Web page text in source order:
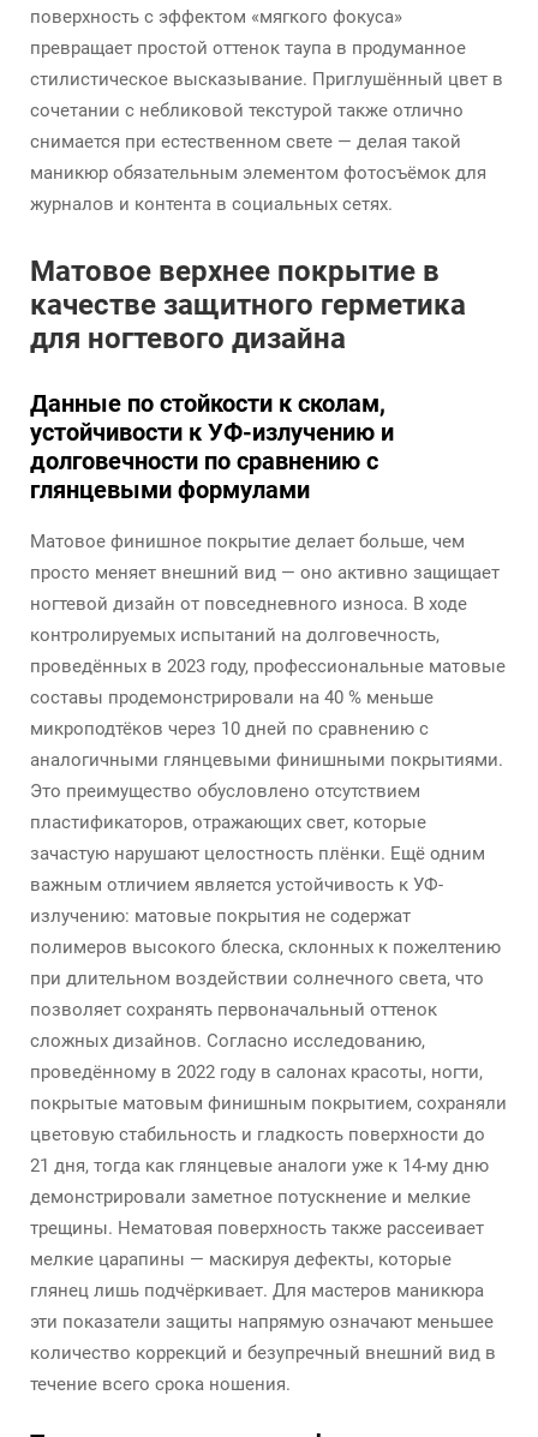
поверхность с эффектом «мягкого фокуса»
превращает простой оттенок таупа в продуманное
стилистическое высказывание. Приглушённый цвет в
сочетании с небликовой текстурой также отлично
снимается при естественном свете — делая такой
маникюр обязательным элементом фотосъёмок для
журналов и контента в социальных сетях.
Матовое верхнее покрытие в
качестве защитного герметика
для ногтевого дизайна
Данные по стойкости к сколам,
устойчивости к УФ-излучению и
долговечности по сравнению с
глянцевыми формулами
Матовое финишное покрытие делает больше, чем
просто меняет внешний вид — оно активно защищает
ногтевой дизайн от повседневного износа. В ходе
контролируемых испытаний на долговечность,
проведённых в 2023 году, профессиональные матовые
составы продемонстрировали на 40 % меньше
микроподтёков через 10 дней по сравнению с
аналогичными глянцевыми финишными покрытиями.
Это преимущество обусловлено отсутствием
пластификаторов, отражающих свет, которые
зачастую нарушают целостность плёнки. Ещё одним
важным отличием является устойчивость к УФ-
излучению: матовые покрытия не содержат
полимеров высокого блеска, склонных к пожелтению
при длительном воздействии солнечного света, что
позволяет сохранять первоначальный оттенок
сложных дизайнов. Согласно исследованию,
проведённому в 2022 году в салонах красоты, ногти,
покрытые матовым финишным покрытием, сохраняли
цветовую стабильность и гладкость поверхности до
21 дня, тогда как глянцевые аналоги уже к 14-му дню
демонстрировали заметное потускнение и мелкие
трещины. Нематовая поверхность также рассеивает
мелкие царапины — маскируя дефекты, которые
глянец лишь подчёркивает. Для мастеров маникюра
эти показатели защиты напрямую означают меньшее
количество коррекций и безупречный внешний вид в
течение всего срока ношения.